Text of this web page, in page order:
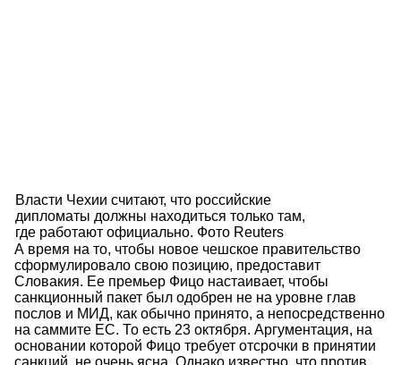
Власти Чехии считают, что российские
дипломаты должны находиться только там,
где работают официально. Фото Reuters
А время на то, чтобы новое чешское правительство
сформулировало свою позицию, предоставит
Словакия. Ее премьер Фицо настаивает, чтобы
санкционный пакет был одобрен не на уровне глав
послов и МИД, как обычно принято, а непосредственно
на саммите ЕС. То есть 23 октября. Аргументация, на
основании которой Фицо требует отсрочки в принятии